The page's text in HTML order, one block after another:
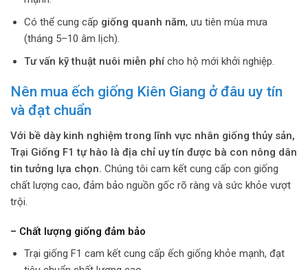
Có thể cung cấp giống quanh năm, ưu tiên mùa mưa
(tháng 5–10 âm lịch).
Tư vấn kỹ thuật nuôi miễn phícho hộ mới khởi nghiệp.
Nên mua ếch giống Kiên Giang ở đâu uy tín
và đạt chuẩn
Với bề dày kinh nghiệm trong lĩnh vực nhân giống thủy sản,
Trại Giống F1 tự hào là địa chỉ uy tín được bà con nông dân
tin tưởng lựa chọn. Chúng tôi cam kết cung cấp con giống
chất lượng cao, đảm bảo nguồn gốc rõ ràng và sức khỏe vượt
trội.
– Chất lượng giống đảm bảo
Trại giống F1 cam kết cung cấp ếch giống khỏe mạnh, đạt